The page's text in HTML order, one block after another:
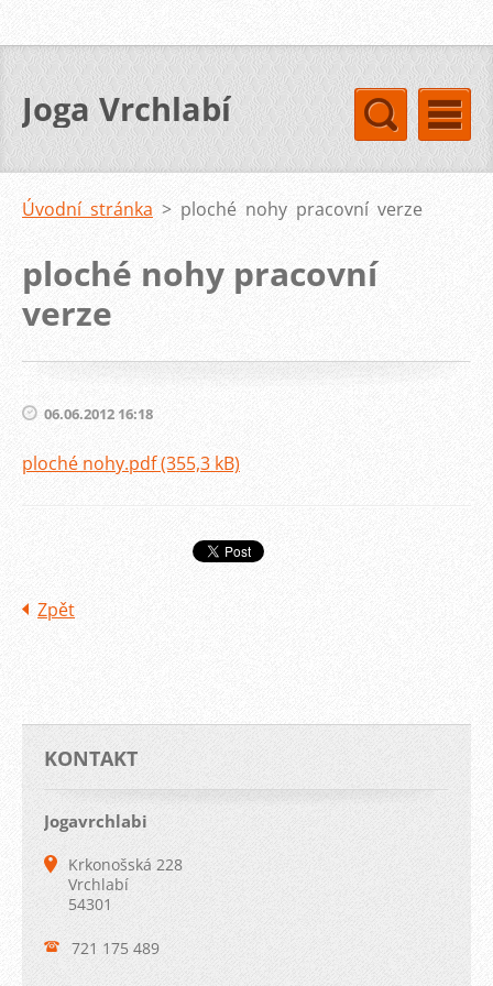
Joga Vrchlabí
Úvodní stránka > ploché nohy pracovní verze
ploché nohy pracovní
verze
06.06.2012 16:18
ploché nohy.pdf (355,3 kB)
Zpět
KONTAKT
Jogavrchlabi
Krkonošská 228
Vrchlabí
54301
721 175 489